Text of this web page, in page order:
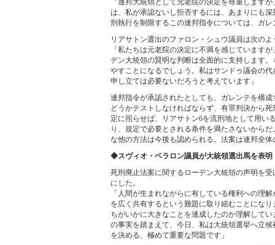
「連邦大統領として元老院の決定を尊重します
は、私が承認ないし拒否するには、あまりにも
刑執行を制限するこの連邦指令については、ガ
リアサトン選出のファロン・シュウ議員は次の
「私たちは元老院の決定に不満を感じています
デン大統領の賢明な判断は全面的に支持します
やすことになるでしょう。私はサンドゥ議会の
申し立ては必要ないだろうと考えています」
連邦指令が承認されたとしても、ガレンテを構
どうかテストしなければならず、有罪判決から
定に照らせば、リアサトン6を流刑地として用い
り、規定で必要とされる条件を満たさないから
な他の方法は今後も認められる。法案は連邦全
◆スヴィオ・ベラロン議員が大統領選出馬を表明
死刑廃止法案に関するローデン大統領の声明を
にした。
「人間が生まれながらに有している権利への理
を広く共有するという難題に取り組むことにな
ちがいかに大きなことを達成したのか理解して
の事実を踏まえて、今日、私は大統領選挙へ立
を決める、極めて重要な問題です」